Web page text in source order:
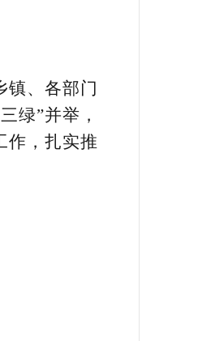
镇、各部门
绿”并举，
作，扎实推